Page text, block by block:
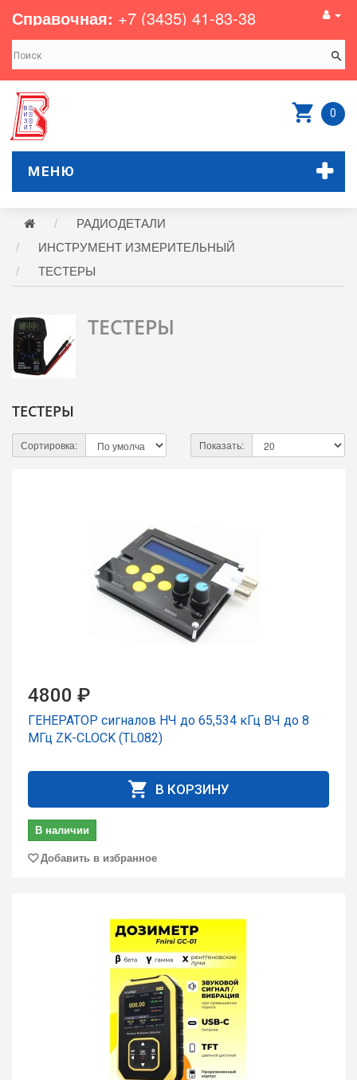
Справочная: +7 (3435) 41-83-38
0
МЕНЮ
РАДИОДЕТАЛИ
ИНСТРУМЕНТ ИЗМЕРИТЕЛЬНЫЙ
ТЕСТЕРЫ
ТЕСТЕРЫ
ТЕСТЕРЫ
Сортировка: Показать:
4800 ₽
ГЕНЕРАТОР сигналов НЧ до 65,534 кГц ВЧ до 8
МГц ZK-CLOCK (TL082)
В КОРЗИНУ
В наличии
Добавить в избранное